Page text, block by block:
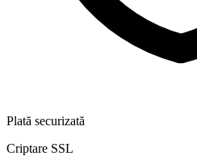
Plată securizată
Criptare SSL